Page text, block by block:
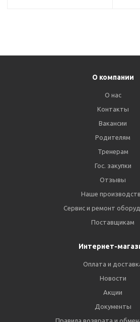
О компании
О нас
Контакты
Вакансии
Родителям
Тренерам
Гос. закупки
Отзывы
Наше
Сервис и ремонт
Поставщикам
Интернет-
Оплата и
Новости
Акции
Документы
Правила возврата и